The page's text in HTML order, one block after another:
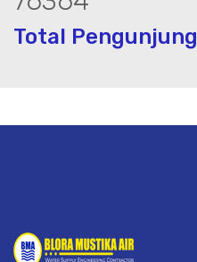
Total Pengunjung